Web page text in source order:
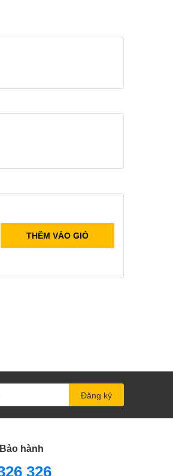
THÊM VÀO GIỎ
Đăng ký
hành
326